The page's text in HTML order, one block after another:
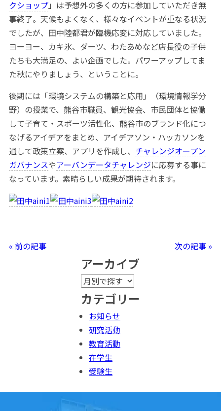
クショップ」は予想外の多くの方に参加していただき無
事終了。天候もよくなく、様々なイベントが重なる状況
でしたが、田中陸都君が臨機応変に対応していました。
ヨーヨー、カキ氷、ダーツ、わたあめなど店長役の子供
たちも大満足の、よい企画でした。パワーアップしてま
た秋にやりましょう、ということに。
後期には「環境システムの構築と応用」（環境情報学分
野）の授業で、熊谷市職員、観光協会、市民団体と協働
して子育て・スポーツ活性化、熊谷市のブランド化につ
なげるアイデアをまとめ、アイデアソン・ハッカソンを
通して政策立案、アプリを作成し、 チャレンジオープン
ガバナンスやアーバンデータチャレンジに応募する事に
なっています。素晴らしい成果が期待されます。
« 前の記事 次の記事 »
アーカイブ
カテゴリー
お知らせ
研究活動
教育活動
在学生
受験生